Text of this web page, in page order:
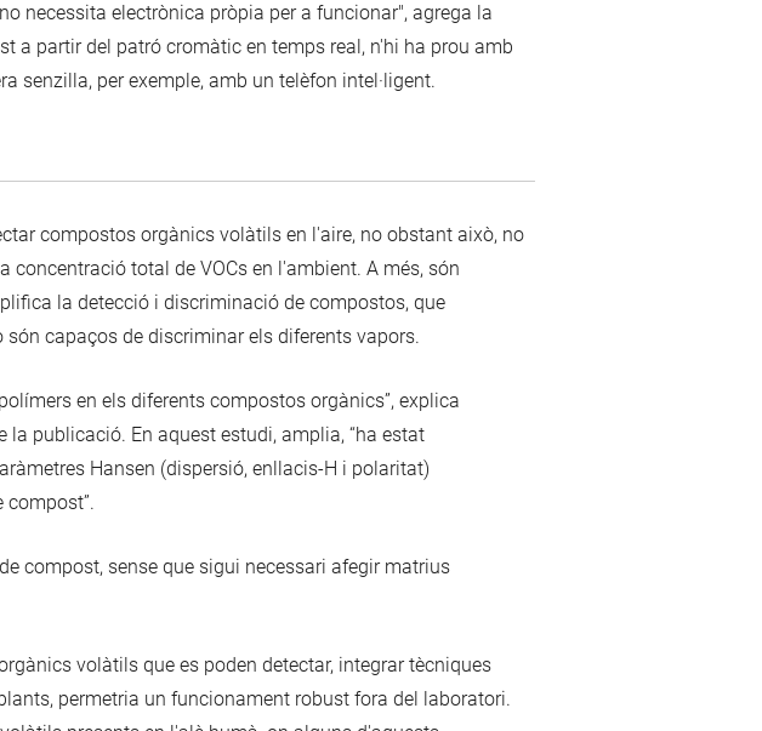
necessita electrònica pròpia per a funcionar", agrega la
a partir del patró cromàtic en temps real, n'hi ha prou amb
senzilla, per exemple, amb un telèfon intel·ligent.
compostos orgànics volàtils en l'aire, no obstant això, no
total de VOCs en l'ambient. A més, són
la detecció i discriminació de compostos, que
capaços de discriminar els diferents vapors.
en els diferents compostos orgànics”, explica
publicació. En aquest estudi, amplia, “ha estat
Hansen (dispersió, enllacis-H i polaritat)
compost”.
compost, sense que sigui necessari afegir matrius
volàtils que es poden detectar, integrar tècniques
permetria un funcionament robust fora del laboratori.